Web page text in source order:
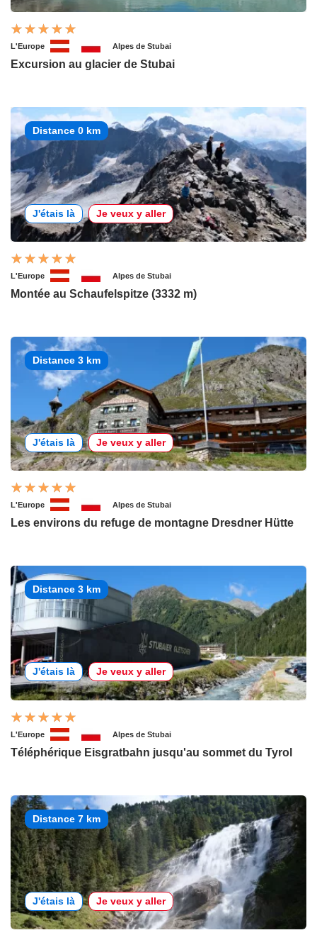
L'Europe Alpes de Stubai
Excursion au glacier de Stubai
Distance 0 km
J'étais là Je veux y aller
L'Europe Alpes de Stubai
Montée au Schaufelspitze (3332 m)
Distance 3 km
J'étais là Je veux y aller
L'Europe Alpes de Stubai
Les environs du refuge de montagne Dresdner Hütte
Distance 3 km
J'étais là Je veux y aller
L'Europe Alpes de Stubai
Téléphérique Eisgratbahn jusqu'au sommet du Tyrol
Distance 7 km
J'étais là Je veux y aller